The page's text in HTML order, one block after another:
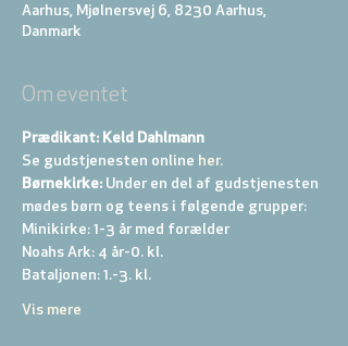
Aarhus, Mjølnersvej 6, 8230 Aarhus,
Danmark
Om eventet
Prædikant: Keld Dahlmann
Se gudstjenesten online her.
Børnekirke: Under en del af gudstjenesten
mødes børn og teens i følgende grupper:
Minikirke: 1-3 år med forælder
Noahs Ark: 4 år-0. kl.
Bataljonen: 1.-3. kl.
Vis mere